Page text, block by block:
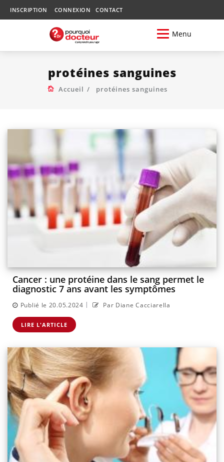
INSCRIPTION CONNEXION CONTACT
Menu
protéines sanguines
Accueil protéines sanguines
Cancer : une protéine dans le sang permet le
diagnostic 7 ans avant les symptômes
Publié le 20.05.2024 | Par Diane Cacciarella
LIRE L'ARTICLE